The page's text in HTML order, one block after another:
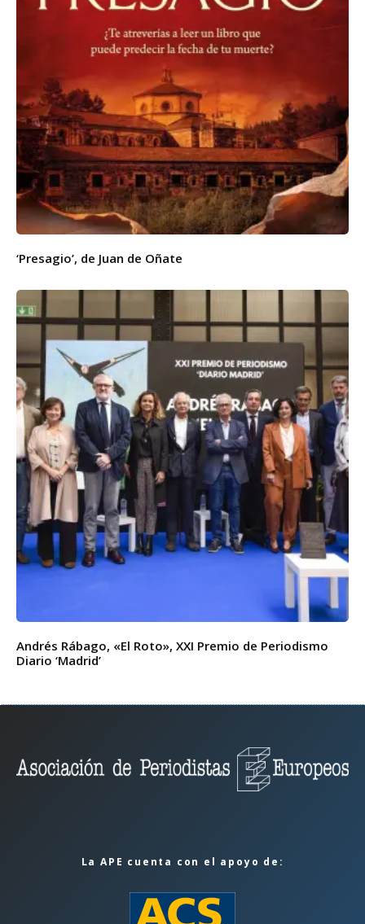
‘Presagio’, de Juan de Oñate
Andrés Rábago, «El Roto», XXI Premio de Periodismo
Diario ‘Madrid’
La APE cuenta con el apoyo de: